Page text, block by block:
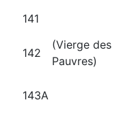
141
142
(Vierge des
Pauvres)
143A